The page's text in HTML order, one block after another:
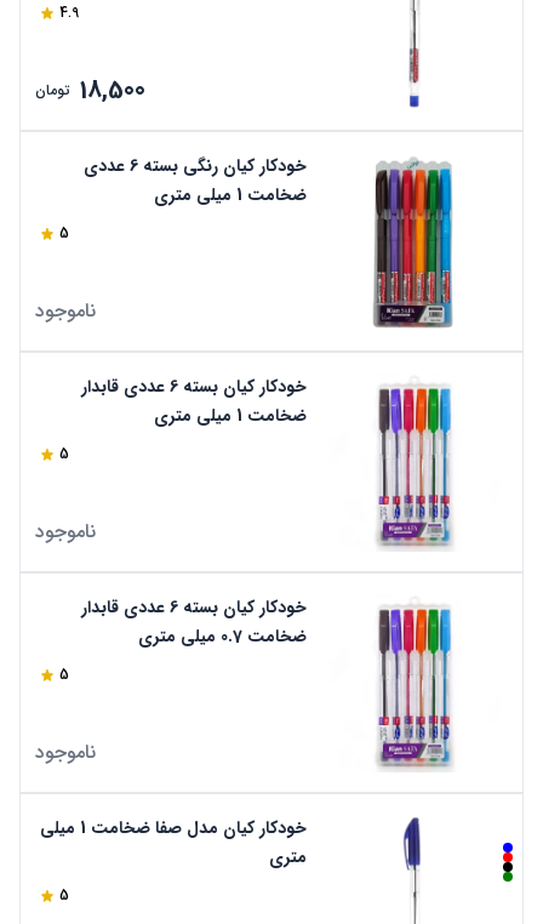
4.9
18,500 تومان
خودکار کیان رنگی بسته 6 عددی
ضخامت 1 میلی متری
5
ناموجود
خودکار کیان بسته 6 عددی قابدار
ضخامت 1 میلی متری
5
ناموجود
خودکار کیان بسته 6 عددی قابدار
ضخامت 0.7 میلی متری
5
ناموجود
خودکار کیان مدل صفا ضخامت 1 میلی
متری
5